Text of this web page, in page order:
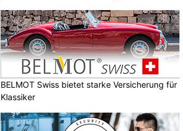
BELMOT Swiss bietet starke Versicherung für
Klassiker